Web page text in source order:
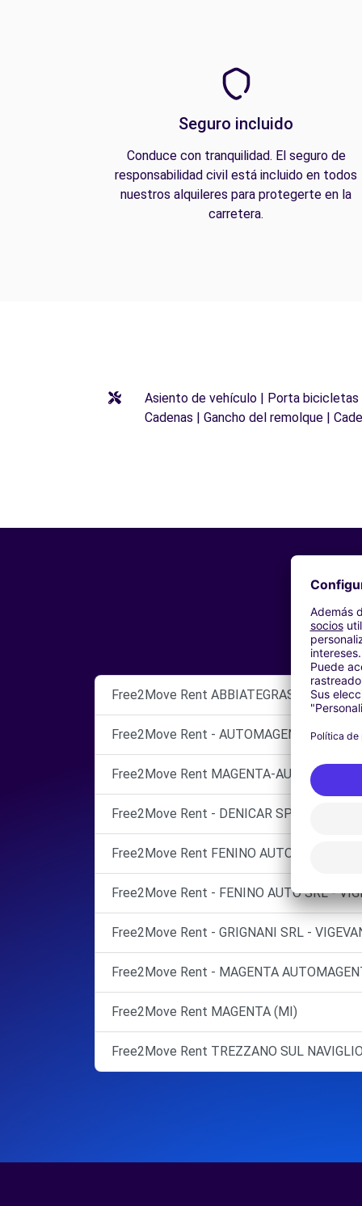
Seguro incluido
Conduce con tranquilidad. El seguro de
responsabilidad civil está incluido en todos
nuestros alquileres para protegerte en la
carretera.
Asiento de vehículo | Porta bicicletas
Cadenas | Gancho del remolque |
Free2Move Rent ABBIATEGRASSO
Free2Move Rent - AUTOMAGENTA SRL -
Free2Move Rent MAGENTA-
Free2Move Rent - DENICAR SPA -
Free2Move Rent FENINO AUTO SRL
Free2Move Rent - FENINO AUTO SRL -
Free2Move Rent - GRIGNANI SRL -
Free2Move Rent - MAGENTA
Free2Move Rent MAGENTA (MI)
Free2Move Rent TREZZANO SUL